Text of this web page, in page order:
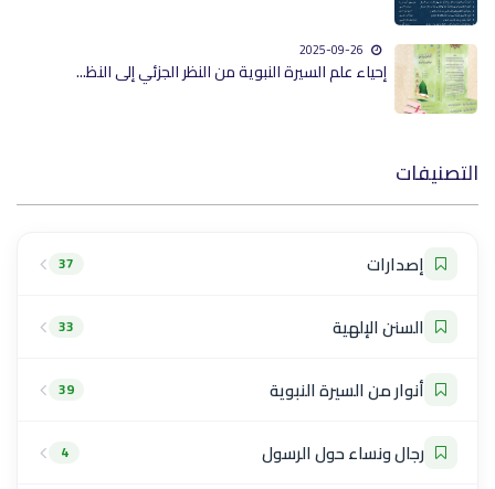
إحياء علم السيرة النبوية من النظر الجزئي إلى النظ...
التصنيفات
إصدارات 37
السنن الإلهية 33
أنوار من السيرة النبوية 39
رجال ونساء حول الرسول 4